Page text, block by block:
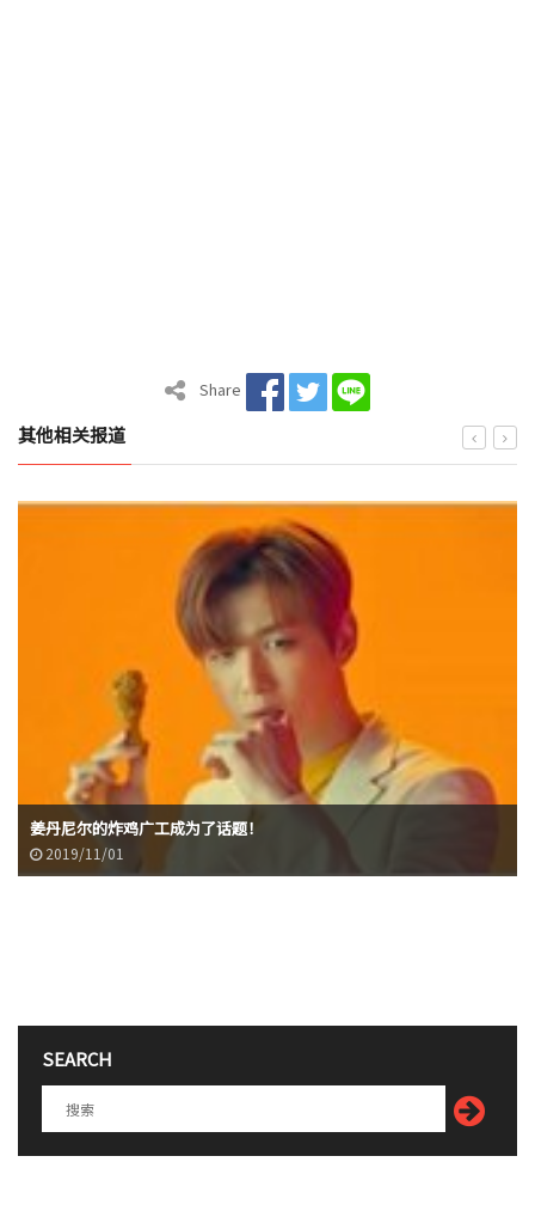
Share
其他相关报道
姜丹尼尔的炸鸡广工成为了话题！
2019/11/01
SEARCH